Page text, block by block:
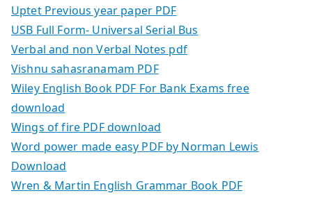
Uptet Previous year paper PDF
USB Full Form- Universal Serial Bus
Verbal and non Verbal Notes pdf
Vishnu sahasranamam PDF
Wiley English Book PDF For Bank Exams free
download
Wings of fire PDF download
Word power made easy PDF by Norman Lewis
Download
Wren & Martin English Grammar Book PDF